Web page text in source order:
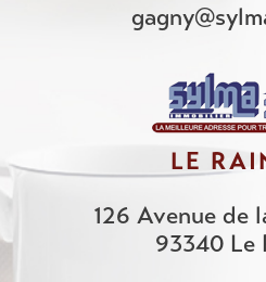
LE
126 Avenue de
93340 Le